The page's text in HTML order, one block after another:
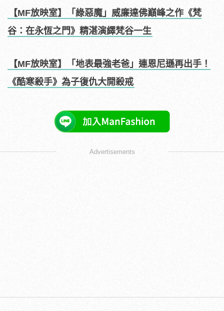
【MF放映室】「綠惡魔」威廉達佛巔峰之作《梵
谷：在永恆之門》精湛演繹梵谷一生
【MF放映室】「地表最強老爸」連恩尼遜再出手！
《酷寒殺手》為子復仇大開殺戒
Advertisements